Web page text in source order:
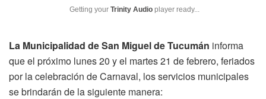
Getting your Trinity Audio player ready...
La Municipalidad de San Miguel de Tucumán informa
que el próximo lunes 20 y el martes 21 de febrero, feriados
por la celebración de Carnaval, los servicios municipales
se brindarán de la siguiente manera: